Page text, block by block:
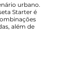
urbano.
Starter é
além de